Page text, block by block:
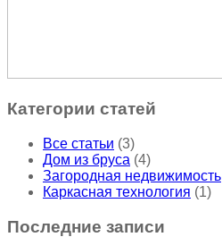
Категории статей
Все статьи (3)
Дом из бруса (4)
Загородная недвижимость
Каркасная технология (1)
Последние записи